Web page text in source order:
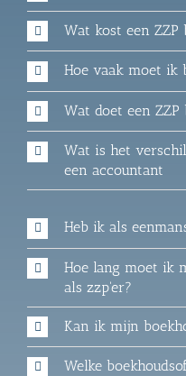
Wat kost een ZZP
Hoe vaak moet ik
Wat doet een ZZP
Wat is het
een accountant
Heb ik als
Hoe lang moet ik
als zzp'er?
Kan ik mijn
Welke